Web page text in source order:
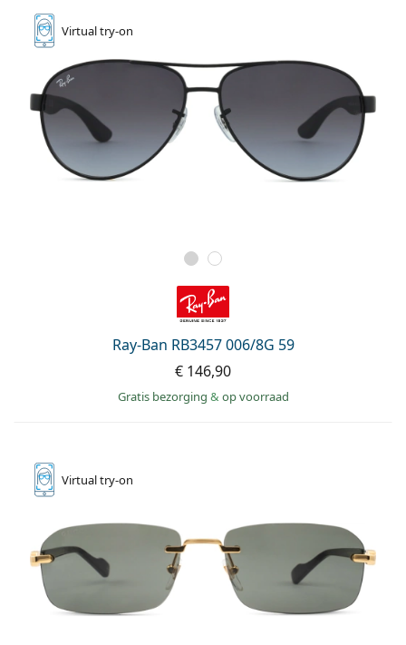
Virtualtry-on
Ray-Ban RB3457 006/8G 59
€ 146,90
Gratis bezorging & op voorraad
Virtualtry-on